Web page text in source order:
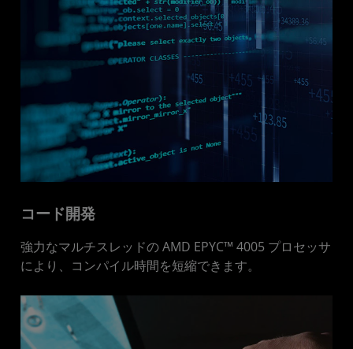
コード開発
強力なマルチスレッドの AMD EPYC™ 4005 プロセッサ
により、コンパイル時間を短縮できます。